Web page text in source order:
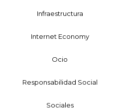
Infraestructura
Internet Economy
Ocio
Responsabilidad Social
Sociales